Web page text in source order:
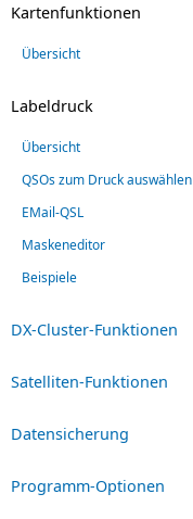
Kartenfunktionen
Übersicht
Labeldruck
Übersicht
QSOs zum Druck auswählen
EMail-QSL
Maskeneditor
Beispiele
DX-Cluster-Funktionen
Satelliten-Funktionen
Datensicherung
Programm-Optionen